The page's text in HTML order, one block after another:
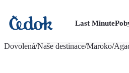
Last Minute
Dovolená/Naše destinace/Maroko/